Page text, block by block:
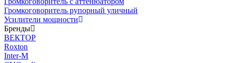
Громкоговоритель рупорный уличный
Усилители мощности
Бренды
ВЕКТОР
Roxton
Inter-M